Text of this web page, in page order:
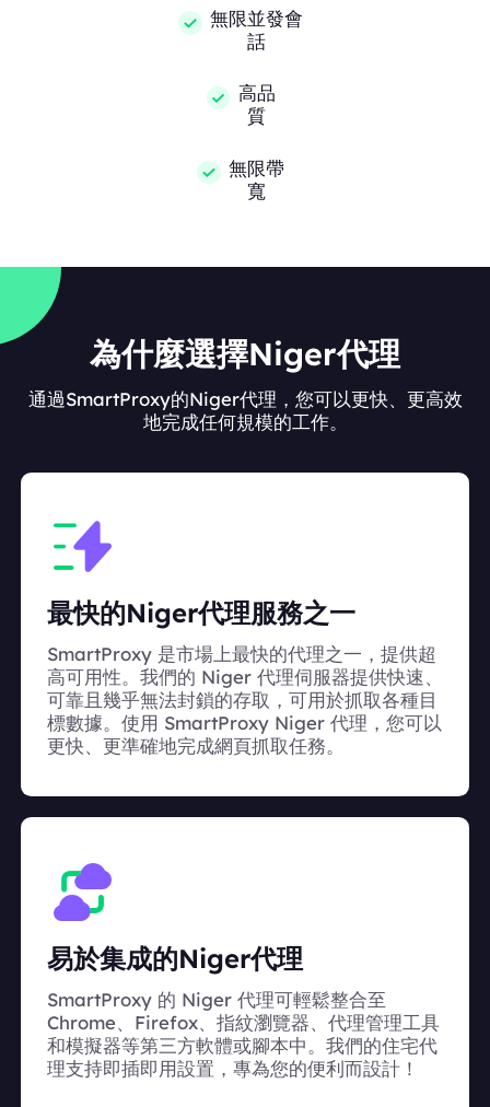
無限並發會
話
高品
質
無限帶
寬
為什麼選擇Niger代理
通過SmartProxy的Niger代理，您可以更快、更高效
地完成任何規模的工作。
最快的Niger代理服務之一
SmartProxy 是市場上最快的代理之一，提供超
高可用性。我們的 Niger 代理伺服器提供快速、
可靠且幾乎無法封鎖的存取，可用於抓取各種目
標數據。使用 SmartProxy Niger 代理，您可以
更快、更準確地完成網頁抓取任務。
易於集成的Niger代理
SmartProxy 的 Niger 代理可輕鬆整合至
Chrome、Firefox、指紋瀏覽器、代理管理工具
和模擬器等第三方軟體或腳本中。我們的住宅代
理支持即插即用設置，專為您的便利而設計！